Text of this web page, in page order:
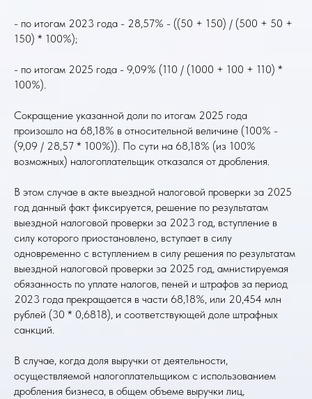
- по итогам 2023 года - 28,57% - ((50 + 150) / (500 + 50 +
150) * 100%);
- по итогам 2025 года - 9,09% (110 / (1000 + 100 + 110) *
100%).
Сокращение указанной доли по итогам 2025 года
произошло на 68,18% в относительной величине (100% -
(9,09 / 28,57 * 100%)). По сути на 68,18% (из 100%
возможных) налогоплательщик отказался от дробления.
В этом случае в акте выездной налоговой проверки за 2025
год данный факт фиксируется, решение по результатам
выездной налоговой проверки за 2023 год, вступление в
силу которого приостановлено, вступает в силу
одновременно с вступлением в силу решения по результатам
выездной налоговой проверки за 2025 год, амнистируемая
обязанность по уплате налогов, пеней и штрафов за период
2023 года прекращается в части 68,18%, или 20,454 млн
рублей (30 * 0,6818), и соответствующей доле штрафных
санкций.
В случае, когда доля выручки от деятельности,
осуществляемой налогоплательщиком с использованием
дробления бизнеса, в общем объеме выручки лиц,